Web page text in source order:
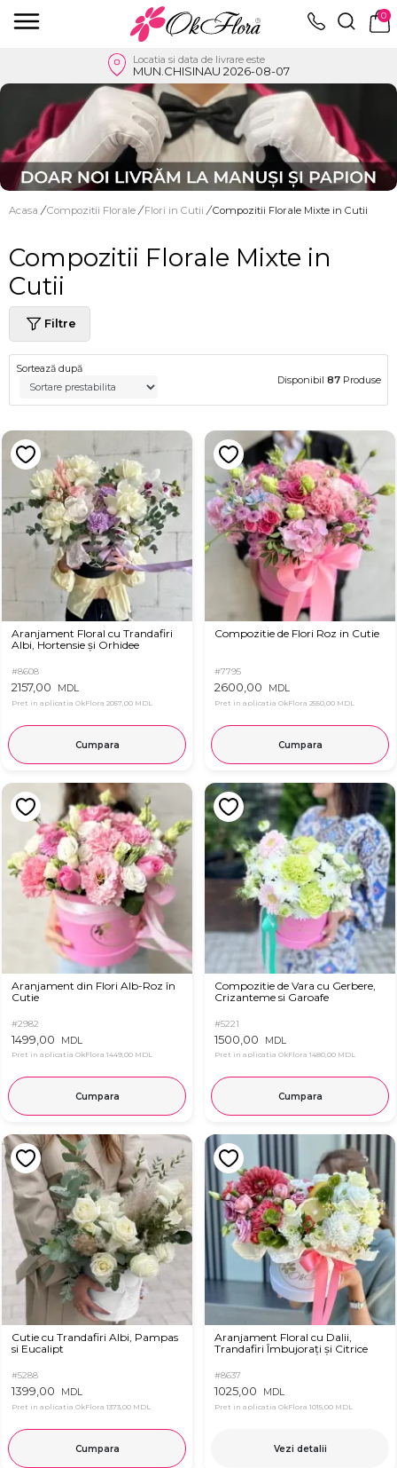
0
Locatia si data de livrare este
MUN.CHISINAU 2026-08-07
Acasa / Compozitii Florale / Flori in Cutii / Compozitii Florale Mixte in Cutii
Compozitii Florale Mixte in
Cutii
Filtre
Sortează după
Disponibil 87 Produse
Aranjament Floral cu Trandafiri
Albi, Hortensie și Orhidee
#8608
2157,00 MDL
Pret in aplicatia OkFlora 2057,00 MDL
Cumpara
Compozitie de Flori Roz in Cutie
#7795
2600,00 MDL
Pret in aplicatia OkFlora 2550,00 MDL
Cumpara
Aranjament din Flori Alb-Roz în
Cutie
#2982
1499,00 MDL
Pret in aplicatia OkFlora 1449,00 MDL
Cumpara
Compozitie de Vara cu Gerbere,
Crizanteme si Garoafe
#5221
1500,00 MDL
Pret in aplicatia OkFlora 1480,00 MDL
Cumpara
Cutie cu Trandafiri Albi, Pampas
si Eucalipt
#5288
1399,00 MDL
Pret in aplicatia OkFlora 1373,00 MDL
Cumpara
Aranjament Floral cu Dalii,
Trandafiri Îmbujorați și Citrice
#8637
1025,00 MDL
Pret in aplicatia OkFlora 1015,00 MDL
Vezi detalii